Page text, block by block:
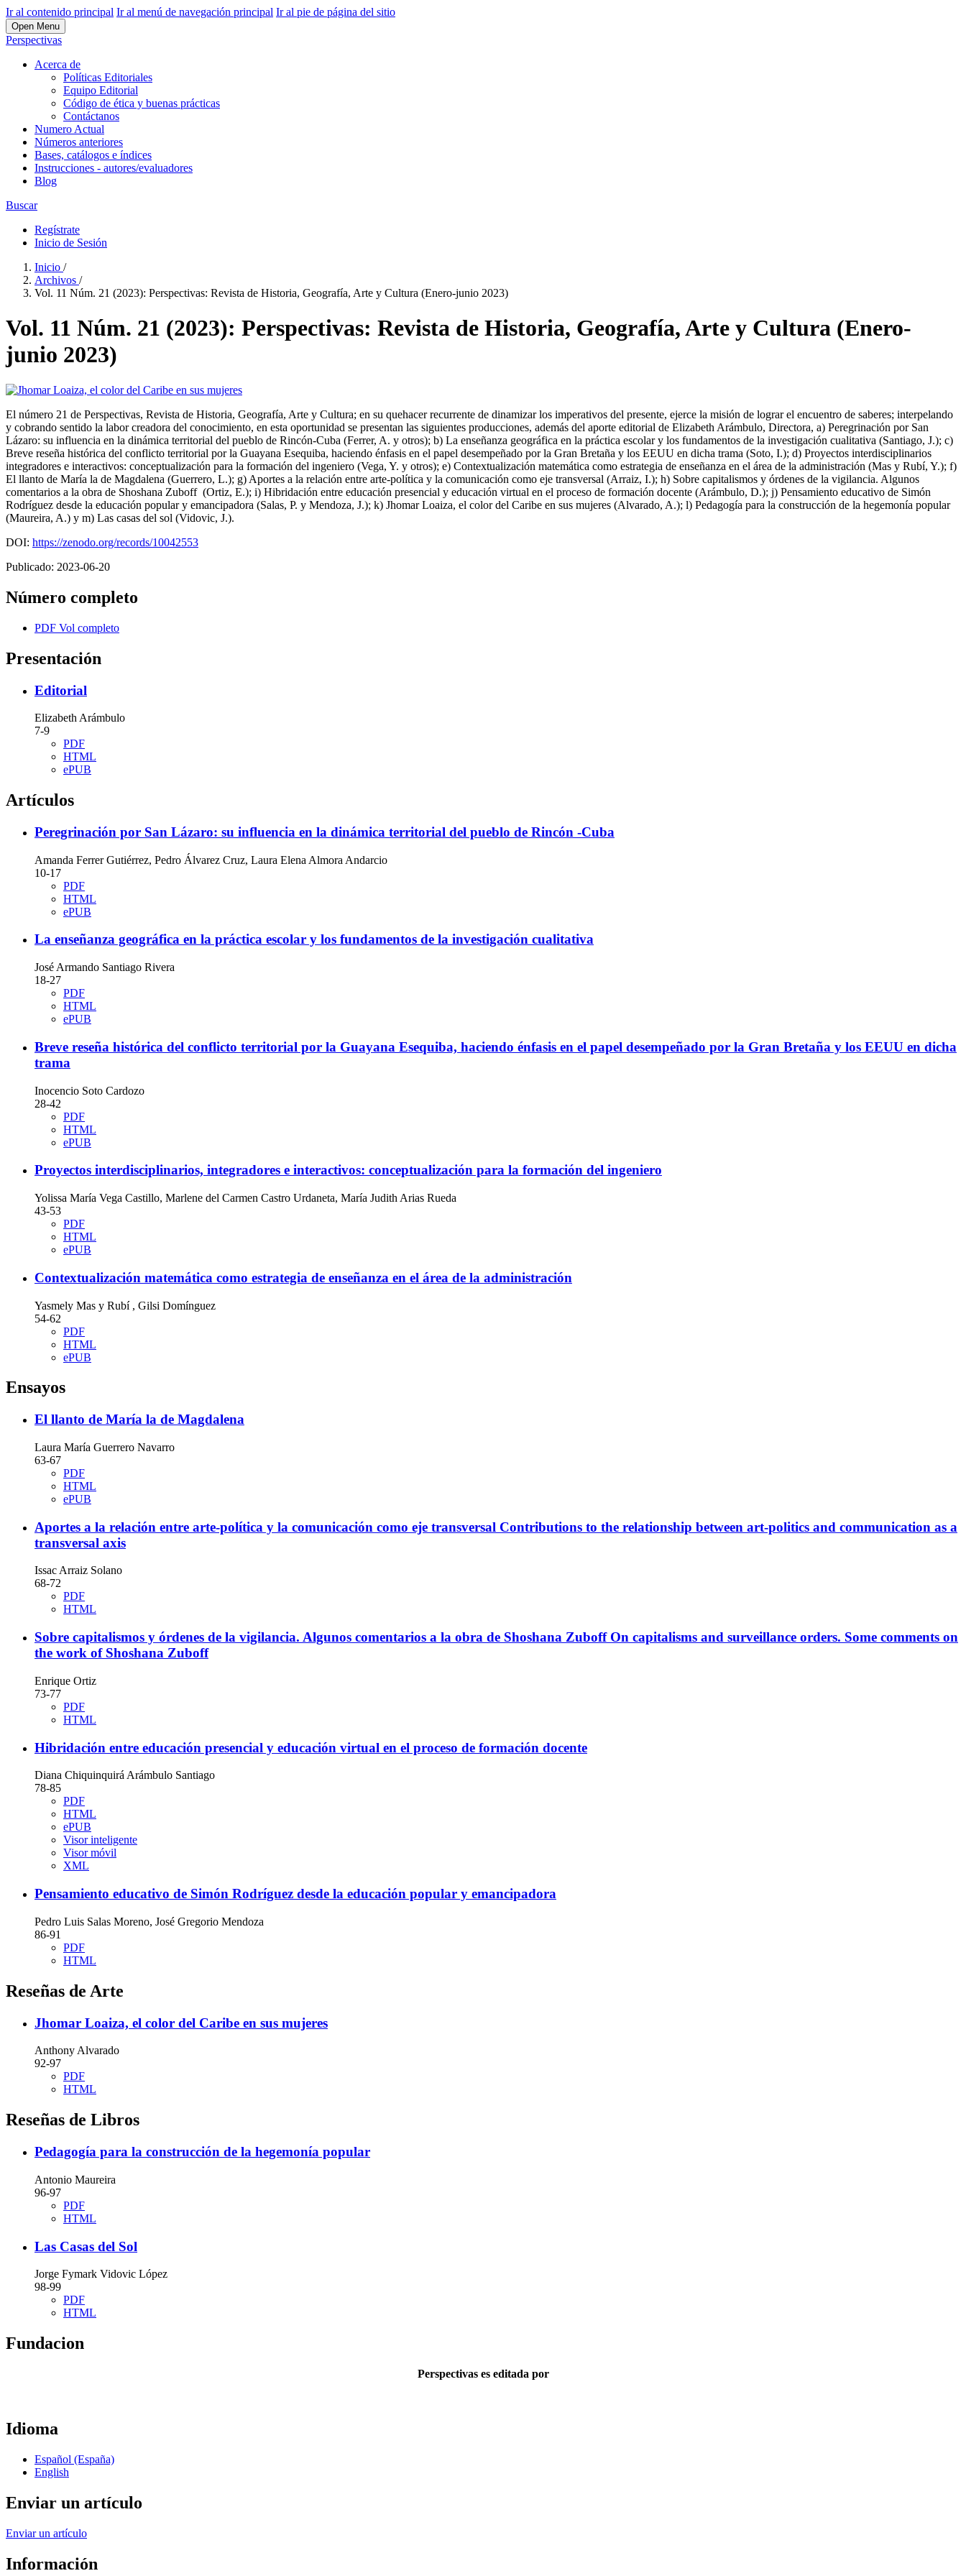
Ir al contenido principal Ir al menú de navegación principal Ir al pie de página del sitio
Open Menu
Perspectivas
Acerca de
Políticas Editoriales
Equipo Editorial
Código de ética y buenas prácticas
Contáctanos
Numero Actual
Números anteriores
Bases, catálogos e índices
Instrucciones - autores/evaluadores
Blog
Buscar
Regístrate
Inicio de Sesión
Inicio /
Archivos /
Vol. 11 Núm. 21 (2023): Perspectivas: Revista de Historia, Geografía, Arte y Cultura (Enero-junio 2023)
Vol. 11 Núm. 21 (2023): Perspectivas: Revista de Historia, Geografía, Arte y Cultura (Enero-
junio 2023)
El número 21 de Perspectivas, Revista de Historia, Geografía, Arte y Cultura; en su quehacer recurrente de dinamizar los imperativos del presente, ejerce la misión de lograr el encuentro de saberes; interpelando
y cobrando sentido la labor creadora del conocimiento, en esta oportunidad se presentan las siguientes producciones, además del aporte editorial de Elizabeth Arámbulo, Directora, a) Peregrinación por San
Lázaro: su influencia en la dinámica territorial del pueblo de Rincón-Cuba (Ferrer, A. y otros); b) La enseñanza geográfica en la práctica escolar y los fundamentos de la investigación cualitativa (Santiago, J.); c)
Breve reseña histórica del conflicto territorial por la Guayana Esequiba, haciendo énfasis en el papel desempeñado por la Gran Bretaña y los EEUU en dicha trama (Soto, I.); d) Proyectos interdisciplinarios
integradores e interactivos: conceptualización para la formación del ingeniero (Vega, Y. y otros); e) Contextualización matemática como estrategia de enseñanza en el área de la administración (Mas y Rubí, Y.); f)
El llanto de María la de Magdalena (Guerrero, L.); g) Aportes a la relación entre arte-política y la comunicación como eje transversal (Arraiz, I.); h) Sobre capitalismos y órdenes de la vigilancia. Algunos
comentarios a la obra de Shoshana Zuboff (Ortiz, E.); i) Hibridación entre educación presencial y educación virtual en el proceso de formación docente (Arámbulo, D.); j) Pensamiento educativo de Simón
Rodríguez desde la educación popular y emancipadora (Salas, P. y Mendoza, J.); k) Jhomar Loaiza, el color del Caribe en sus mujeres (Alvarado, A.); l) Pedagogía para la construcción de la hegemonía popular
(Maureira, A.) y m) Las casas del sol (Vidovic, J.).
DOI: https://zenodo.org/records/10042553
Publicado: 2023-06-20
Número completo
PDF Vol completo
Presentación
Editorial
Elizabeth Arámbulo
7-9
PDF
HTML
ePUB
Artículos
Peregrinación por San Lázaro: su influencia en la dinámica territorial del pueblo de Rincón -Cuba
Amanda Ferrer Gutiérrez, Pedro Álvarez Cruz, Laura Elena Almora Andarcio
10-17
PDF
HTML
ePUB
La enseñanza geográfica en la práctica escolar y los fundamentos de la investigación cualitativa
José Armando Santiago Rivera
18-27
PDF
HTML
ePUB
Breve reseña histórica del conflicto territorial por la Guayana Esequiba, haciendo énfasis en el papel desempeñado por la Gran Bretaña y los EEUU en dicha
trama
Inocencio Soto Cardozo
28-42
PDF
HTML
ePUB
Proyectos interdisciplinarios, integradores e interactivos: conceptualización para la formación del ingeniero
Yolissa María Vega Castillo, Marlene del Carmen Castro Urdaneta, María Judith Arias Rueda
43-53
PDF
HTML
ePUB
Contextualización matemática como estrategia de enseñanza en el área de la administración
Yasmely Mas y Rubí , Gilsi Domínguez
54-62
PDF
HTML
ePUB
Ensayos
El llanto de María la de Magdalena
Laura María Guerrero Navarro
63-67
PDF
HTML
ePUB
Aportes a la relación entre arte-política y la comunicación como eje transversal Contributions to the relationship between art-politics and communication as a
transversal axis
Issac Arraiz Solano
68-72
PDF
HTML
Sobre capitalismos y órdenes de la vigilancia. Algunos comentarios a la obra de Shoshana Zuboff On capitalisms and surveillance orders. Some comments on
the work of Shoshana Zuboff
Enrique Ortiz
73-77
PDF
HTML
Hibridación entre educación presencial y educación virtual en el proceso de formación docente
Diana Chiquinquirá Arámbulo Santiago
78-85
PDF
HTML
ePUB
Visor inteligente
Visor móvil
XML
Pensamiento educativo de Simón Rodríguez desde la educación popular y emancipadora
Pedro Luis Salas Moreno, José Gregorio Mendoza
86-91
PDF
HTML
Reseñas de Arte
Jhomar Loaiza, el color del Caribe en sus mujeres
Anthony Alvarado
92-97
PDF
HTML
Reseñas de Libros
Pedagogía para la construcción de la hegemonía popular
Antonio Maureira
96-97
PDF
HTML
Las Casas del Sol
Jorge Fymark Vidovic López
98-99
PDF
HTML
Fundacion
Perspectivas es editada por
Idioma
Español (España)
English
Enviar un artículo
Enviar un artículo
Información